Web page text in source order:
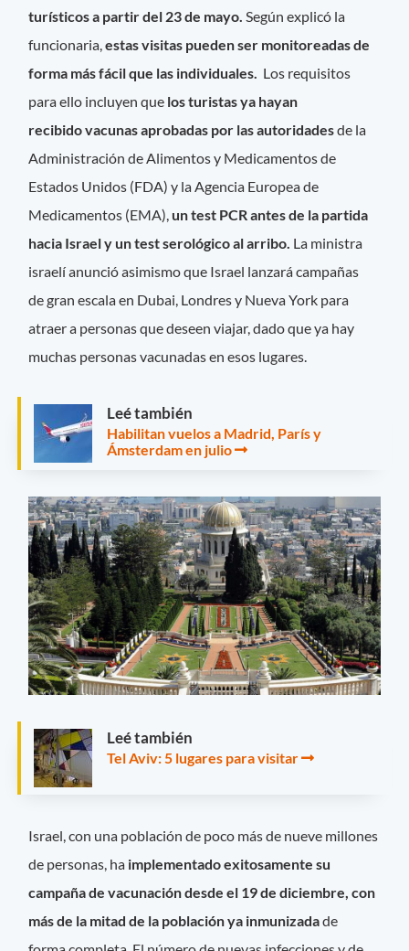
turísticos a partir del 23 de mayo. Según explicó la
funcionaria,estas visitas pueden ser monitoreadas de
forma más fácil que las individuales. Los requisitos
para ello incluyen que los turistas ya hayan
recibido vacunas aprobadas por las autoridadesde la
Administración de Alimentos y Medicamentos de
Estados Unidos (FDA) y la Agencia Europea de
Medicamentos (EMA), un test PCR antes de la partida
hacia Israel y un test serológico al arribo. La ministra
israelí anunció asimismo que Israel lanzará campañas
de gran escala en Dubai, Londres y Nueva York para
atraer a personas que deseen viajar, dado que ya hay
muchas personas vacunadas en esos lugares.
Leé también
Habilitan vuelos a Madrid, París y
Ámsterdam en julio
Leé también
Tel Aviv: 5 lugares para visitar
Israel, con una población de poco más de nueve millones
de personas, ha implementado exitosamente su
campaña de vacunación desde el 19 de diciembre, con
más de la mitad de la población ya inmunizadade